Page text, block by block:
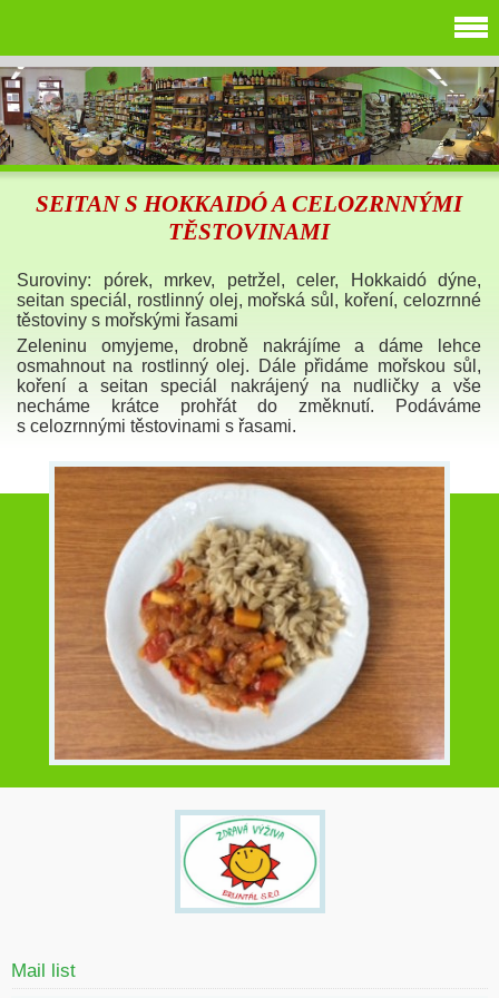
SEITAN S HOKKAIDÓ A CELOZRNNÝMI
TĚSTOVINAMI
Suroviny: pórek, mrkev, petržel, celer, Hokkaidó dýne,
seitan speciál, rostlinný olej, mořská sůl, koření, celozrnné
těstoviny s mořskými řasami
Zeleninu omyjeme, drobně nakrájíme a dáme lehce
osmahnout na rostlinný olej. Dále přidáme mořskou sůl,
koření a seitan speciál nakrájený na nudličky a vše
necháme krátce prohřát do změknutí. Podáváme
s celozrnnými těstovinami s řasami.
Mail list